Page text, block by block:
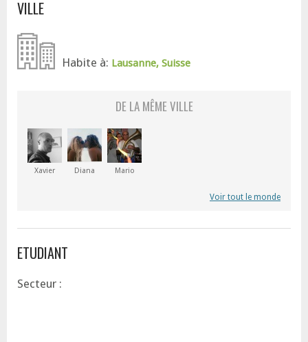
VILLE
Habite à: Lausanne, Suisse
DE LA MÊME VILLE
Xavier Diana Mario
Voir tout le monde
ETUDIANT
Secteur :